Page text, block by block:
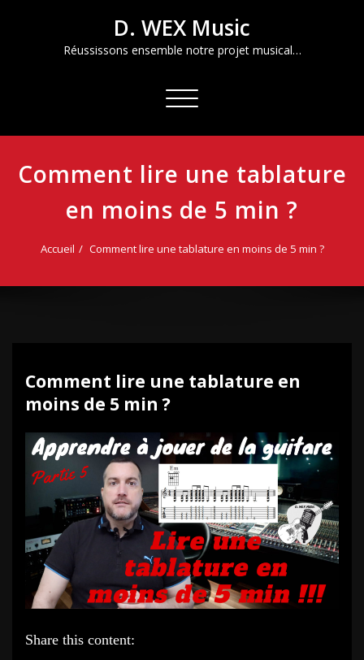
D. WEX Music
Réussissons ensemble notre projet musical…
Afficher/masquer
navigation
Comment lire une tablature
en moins de 5 min ?
Accueil Comment lire une tablature en moins de 5 min ?
Comment lire une tablature en
moins de 5 min ?
Share this content: